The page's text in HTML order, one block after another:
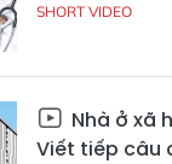
SHORT VIDEO
Nhà ở xã
Viết tiếp câu